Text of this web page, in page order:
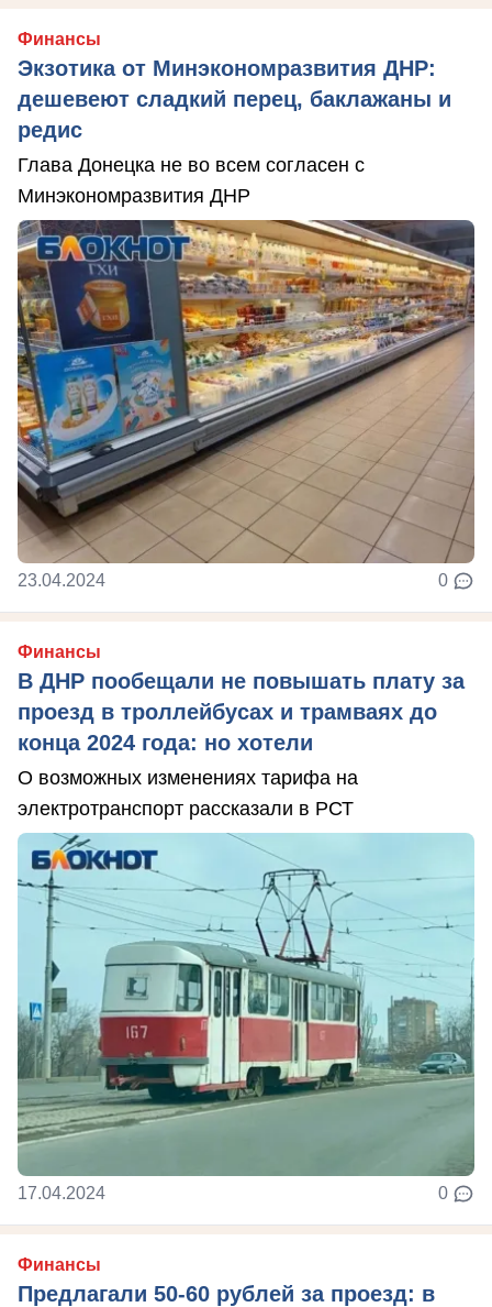
Финансы
Экзотика от Минэкономразвития ДНР:
дешевеют сладкий перец, баклажаны и
редис
Глава Донецка не во всем согласен с
Минэкономразвития ДНР
23.04.2024 0
Финансы
В ДНР пообещали не повышать плату за
проезд в троллейбусах и трамваях до
конца 2024 года: но хотели
О возможных изменениях тарифа на
электротранспорт рассказали в РСТ
17.04.2024 0
Финансы
Предлагали 50-60 рублей за проезд: в